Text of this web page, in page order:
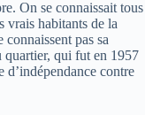
On se connaissait tous
vrais habitants de la
pas sa
quartier, qui fut en 1957
d’indépendance contre